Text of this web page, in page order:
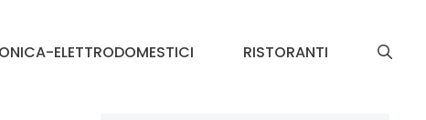
ELETTRODOMESTICI RISTORANTI